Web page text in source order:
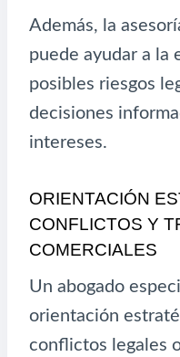
Además, la
puede ayudar a la
posibles riesgos
decisiones
intereses.
ORIENTACIÓN
CONFLICTOS Y
COMERCIALES
Un abogado
orientación
conflictos legales